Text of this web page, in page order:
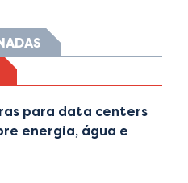
para data centers
energia, água e